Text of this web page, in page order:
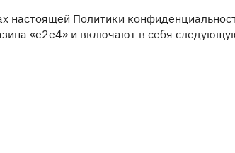
Политики
«е2е4» и включают в себя